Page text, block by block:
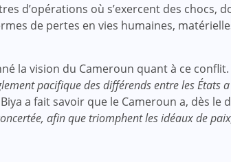
d’opérations où s’exercent des chocs,
de pertes en vies humaines,
la vision du Cameroun quant à ce conflit.
pacifique des différends entre les États
a fait savoir que le Cameroun a, dès le
afin que triomphent les idéaux de